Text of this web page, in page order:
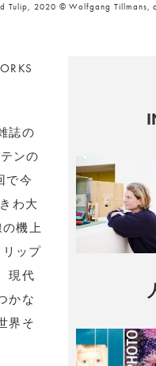
Tulip, 2020 © Wolfgang Tillmans,
誌の
ンの
で今
わ大
機上
ップ
現代
かな
界そ